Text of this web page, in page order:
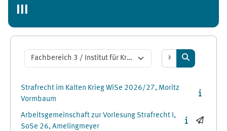
Kurse suchen
Kurse
Strafrecht im Kalten Krieg WiSe 2026/27, Moritz
Vormbaum
Arbeitsgemeinschaft zur Vorlesung Strafrecht I,
SoSe 26, Amelingmeyer